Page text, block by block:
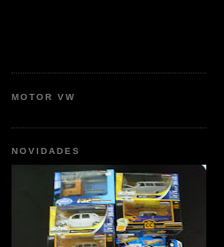
MOTOR VW
NOVIDADES